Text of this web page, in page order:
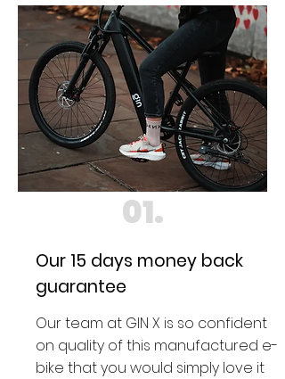
01.
Our 15 days money back
guarantee
Our team at GIN X is so confident
on quality of this manufactured e-
bike that you would simply love it